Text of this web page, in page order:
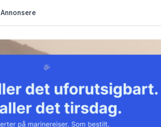
Annonsere